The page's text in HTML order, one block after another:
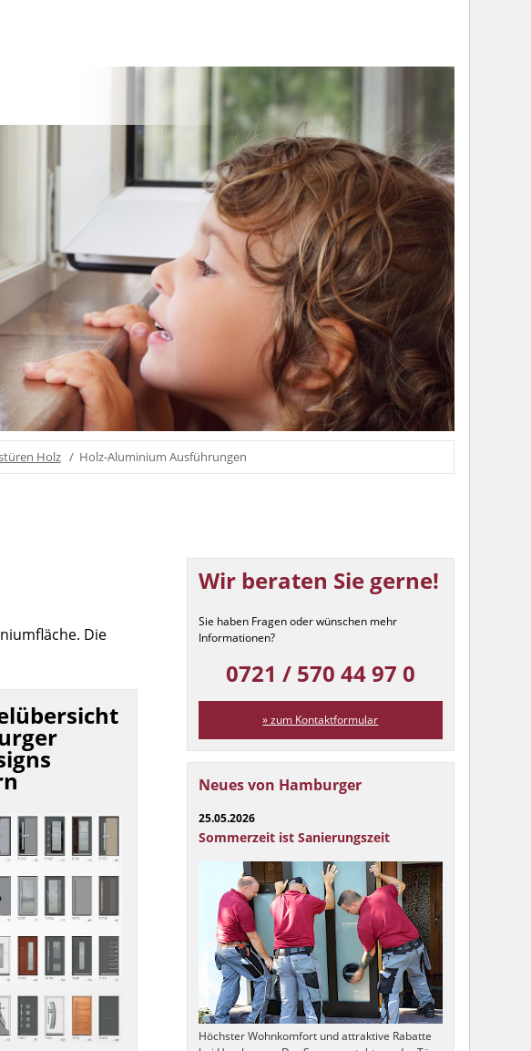
Holz Holz-Aluminium Ausführungen
Die
Wir beraten Sie gerne!
Sie haben Fragen oder wünschen mehr
Informationen?
0721 / 570 44 97 0
» zum Kontaktformular
Neues von Hamburger
25.05.2026
Sommerzeit ist Sanierungszeit
Höchster Wohnkomfort und attraktive Rabatte